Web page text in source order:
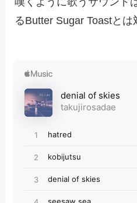
るButter Sugar Toastとは